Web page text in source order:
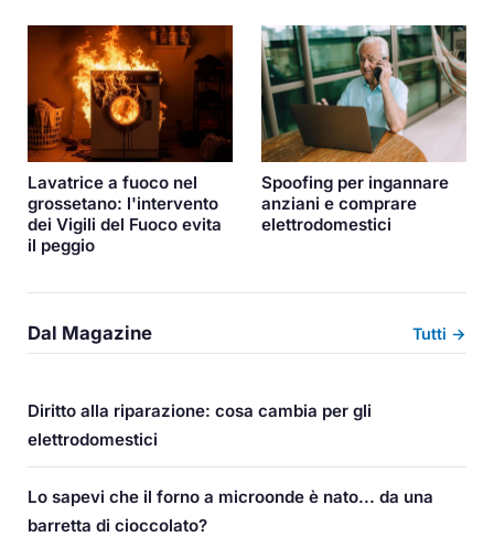
Lavatrice a fuoco nel
grossetano: l'intervento
dei Vigili del Fuoco evita
il peggio
Spoofing per ingannare
anziani e comprare
elettrodomestici
Dal Magazine Tutti →
Diritto alla riparazione: cosa cambia per gli
elettrodomestici
Lo sapevi che il forno a microonde è nato... da una
barretta di cioccolato?